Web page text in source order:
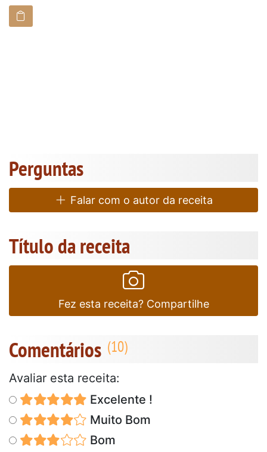
Perguntas
Falar com o autor da receita
Título da receita
Fez esta receita? Compartilhe
Comentários
Avaliar esta receita:
Excelente !
Muito Bom
Bom